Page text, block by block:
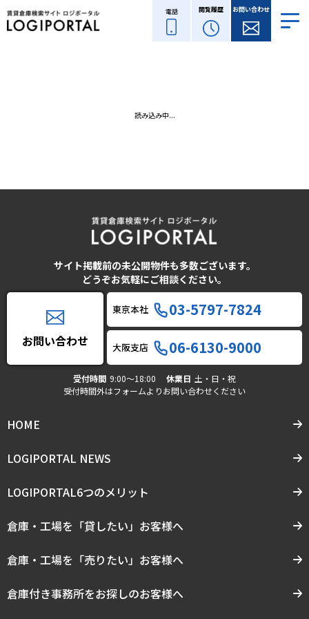
電話 閲覧履歴 お問い合わせ
読み込み中...
サイト掲載前の未公開物件も多数ございます。
どうぞお気軽にご相談ください。
お問い合わせ
東京本社 03-5797-7824
大阪支店 06-6130-9000
受付時間 9:00〜18:00 休業日 土・日・祝
受付時間外はフォームよりお問い合わせください
HOME
LOGIPORTAL NEWS
LOGIPORTAL6つのメリット
倉庫・工場を「貸したい」お客様へ
倉庫・工場を「売りたい」お客様へ
倉庫付き事務所をお探しのお客様へ